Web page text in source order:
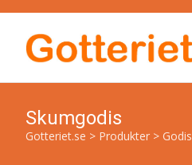
Skumgodis
Gotteriet.se > Produkter > Godis